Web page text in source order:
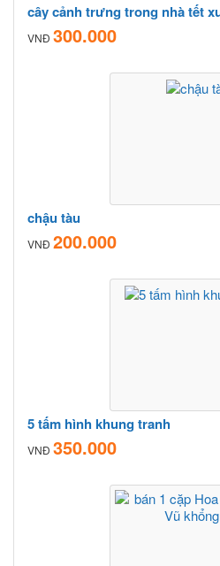
cây cảnh trưng trong nhà tết
VNĐ 300.000
chậu tàu
VNĐ 200.000
5 tấm hình khung tranh
VNĐ 350.000